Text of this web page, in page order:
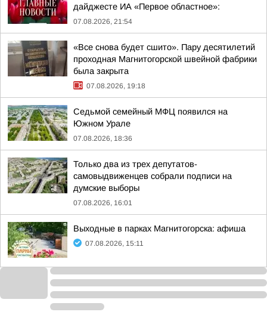
дайджесте ИА «Первое областное»:
07.08.2026, 21:54
«Все снова будет сшито». Пару десятилетий
проходная Магнитогорской швейной фабрики
была закрыта
07.08.2026, 19:18
Седьмой семейный МФЦ появился на
Южном Урале
07.08.2026, 18:36
Только два из трех депутатов-
самовыдвиженцев собрали подписи на
думские выборы
07.08.2026, 16:01
Выходные в парках Магнитогорска: афиша
07.08.2026, 15:11